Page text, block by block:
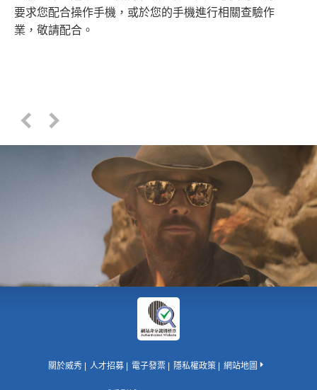
要求您配合操作手機，或於您的手機進行相關查驗作
業，敬請配合。
關於威秀 人才招募 電子發票 隱私權政策 網站地圖